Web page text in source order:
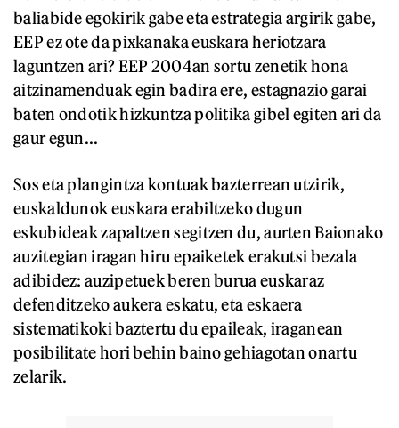
baliabide egokirik gabe eta estrategia argirik gabe,
EEP ez ote da pixkanaka euskara heriotzara
laguntzen ari? EEP 2004an sortu zenetik hona
aitzinamenduak egin badira ere, estagnazio garai
baten ondotik hizkuntza politika gibel egiten ari da
gaur egun...
Sos eta plangintza kontuak bazterrean utzirik,
euskaldunok euskara erabiltzeko dugun
eskubideak zapaltzen segitzen du, aurten Baionako
auzitegian iragan hiru epaiketek erakutsi bezala
adibidez: auzipetuek beren burua euskaraz
defenditzeko aukera eskatu, eta eskaera
sistematikoki baztertu du epaileak, iraganean
posibilitate hori behin baino gehiagotan onartu
zelarik.